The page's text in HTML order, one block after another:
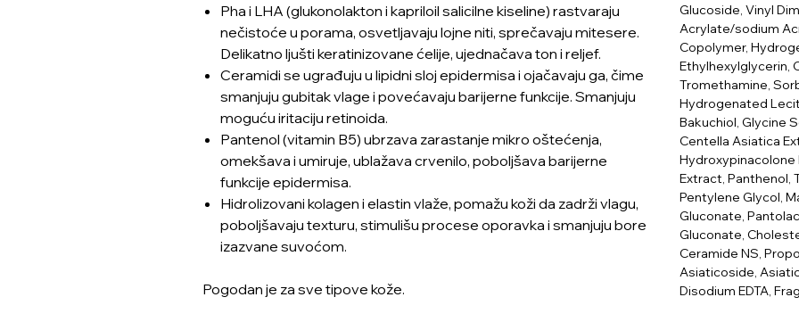
Pha i LHA (glukonolakton i kapriloil salicilne kiseline) rastvaraju
nečistoće u porama, osvetljavaju lojne niti, sprečavaju mitesere.
Delikatno ljušti keratinizovane ćelije, ujednačava ton i reljef.
Ceramidi se ugrađuju u lipidni sloj epidermisa i ojačavaju ga, čime
smanjuju gubitak vlage i povećavaju barijerne funkcije. Smanjuju
moguću iritaciju retinoida.
Pantenol (vitamin B5) ubrzava zarastanje mikro oštećenja,
omekšava i umiruje, ublažava crvenilo, poboljšava barijerne
funkcije epidermisa.
Hidrolizovani kolagen i elastin vlaže, pomažu koži da zadrži vlagu,
poboljšavaju texturu, stimulišu procese oporavka i smanjuju bore
izazvane suvoćom.
Pogodan je za sve tipove kože.
Glucoside, Vinyl
Acrylate/sodium
Copolymer,
Ethylhexylglycerin,
Tromethamine,
Hydrogenated
Bakuchiol, Glycine
Centella Asiatica
Hydroxypinacolone
Extract, Panthenol,
Pentylene Glycol,
Gluconate,
Gluconate,
Ceramide NS,
Asiaticoside,
Disodium EDTA,